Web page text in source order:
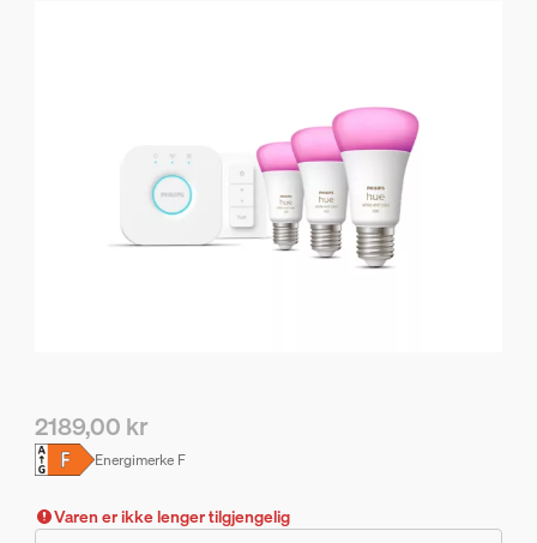
Nåværende pris er 2189,00 kr
2189,00 kr
Energimerke F
Varen er ikke lenger tilgjengelig